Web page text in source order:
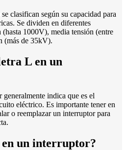
clasifican según su capacidad para
Se dividen en diferentes
(hasta 1000V), media tensión (entre
(más de 35kV).
L en un
indica que es el
eléctrico. Es importante tener en
o reemplazar un interruptor para
un interruptor?